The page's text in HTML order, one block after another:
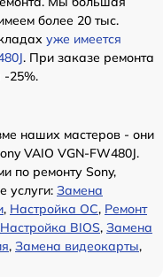
более 20 тыс.
уже имеется
. При заказе ремонта
-25%.
наших мастеров - они
VAIO VGN-FW480J.
по ремонту Sony,
услуги: Замена
, Настройка ОС, Ремонт
Настройка BIOS, Замена
, Замена видеокарты,